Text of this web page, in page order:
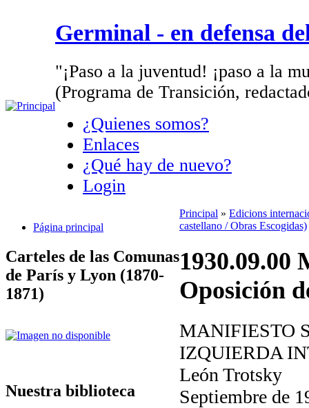
Germinal - en defensa
"¡Paso a la juventud! ¡paso a la
(Programa de Transición,
¿Quienes somos?
Enlaces
¿Qué hay de nuevo?
Login
Página principal
Carteles de las Comunas
de París y Lyon (1870-
1871)
Nuestra biblioteca
Principal » Edicions
castellano / Obras Escogidas)
1930.09.00
Oposición
MANIFIESTO
IZQUIERDA
León Trotsky
Septiembre de